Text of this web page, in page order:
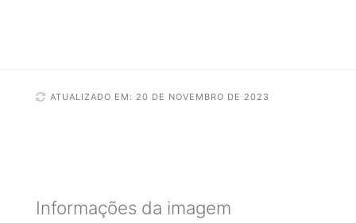
ATUALIZADO EM: 20 DE NOVEMBRO DE 2023
Informações da imagem